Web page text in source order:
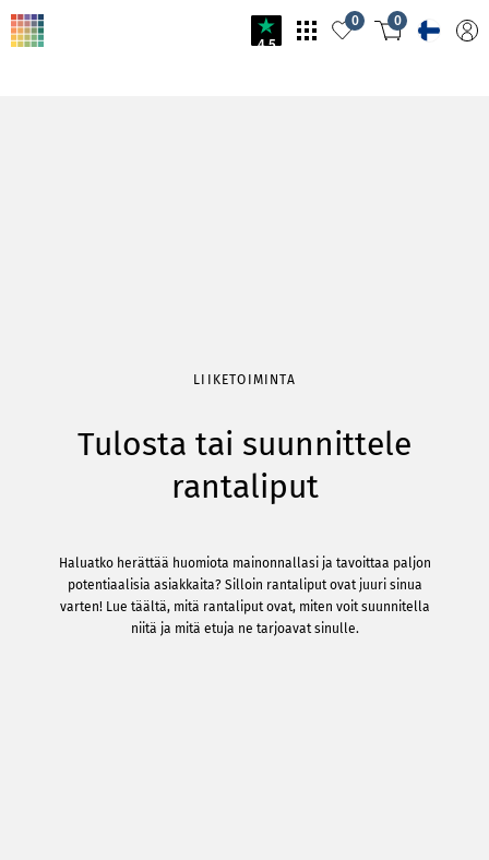
4.5
0 0
LIIKETOIMINTA
Tulosta tai suunnittele
rantaliput
Haluatko herättää huomiota mainonnallasi ja tavoittaa paljon
potentiaalisia asiakkaita? Silloin rantaliput ovat juuri sinua
varten! Lue täältä, mitä rantaliput ovat, miten voit suunnitella
niitä ja mitä etuja ne tarjoavat sinulle.